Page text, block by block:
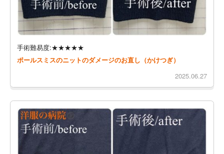
手術難易度:★★★★★
ポールスミスのニットのダメージのお直し（かけつぎ）
2025.06.27